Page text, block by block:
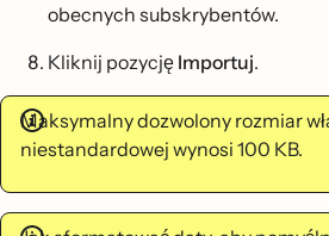
obecnych subskrybentów.
Kliknij pozycję Importuj.
Maksymalny dozwolony rozmiar
niestandardowej wynosi 100 KB.